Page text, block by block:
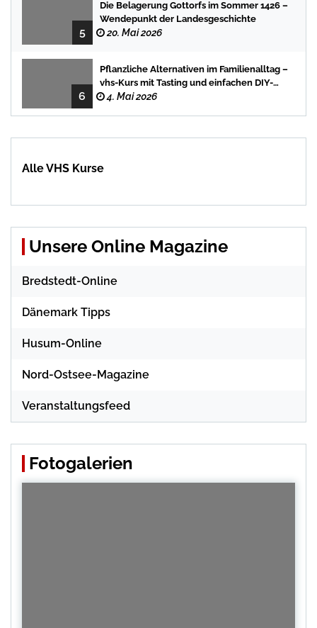
5
Die Belagerung Gottorfs im Sommer 1426 –
Wendepunkt der Landesgeschichte
20. Mai 2026
6
Pflanzliche Alternativen im Familienalltag –
vhs-Kurs mit Tasting und einfachen DIY-
Rezepten
4. Mai 2026
Alle VHS Kurse
Unsere Online Magazine
Bredstedt-Online
Dänemark Tipps
Husum-Online
Nord-Ostsee-Magazine
Veranstaltungsfeed
Fotogalerien